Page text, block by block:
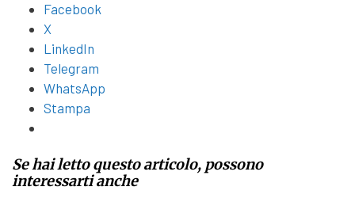
Facebook
X
LinkedIn
Telegram
WhatsApp
Stampa
Se hai letto questo articolo, possono
interessarti anche